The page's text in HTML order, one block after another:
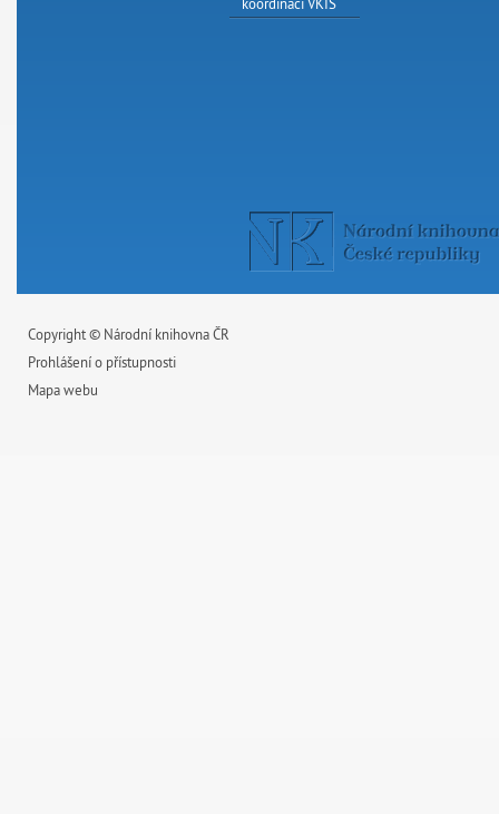
Copyright © Národní knihovna ČR
Prohlášení o přístupnosti
Mapa webu